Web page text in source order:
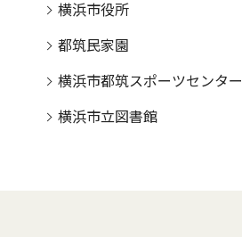
横浜市役所
都筑民家園
横浜市都筑スポーツセンター
横浜市立図書館